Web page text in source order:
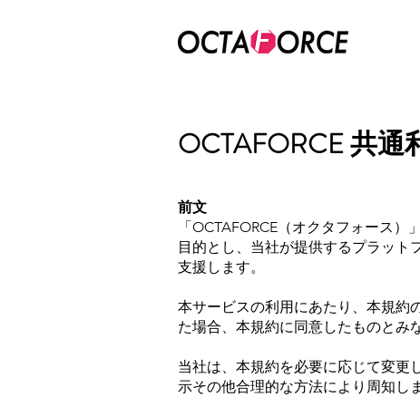
OCTAFORCE 共通
前文
「OCTAFORCE（オクタフォース
目的とし、当社が提供するプラット
支援します。
本サービスの利用にあたり、本規約
た場合、本規約に同意したものとみ
当社は、本規約を必要に応じて変更
示その他合理的な方法により周知し